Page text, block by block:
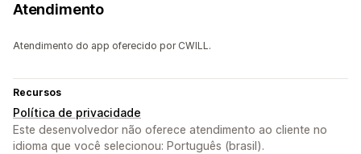
Atendimento
Atendimento do app oferecido por CWILL.
Recursos
Política de privacidade
Este desenvolvedor não oferece atendimento ao cliente no
idioma que você selecionou: Português (brasil).